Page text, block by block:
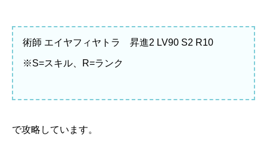
術師 エイヤフィヤトラ 昇進2 LV90 S2 R10
※S=スキル、R=ランク
で攻略しています。